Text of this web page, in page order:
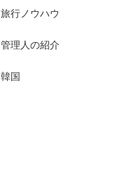
旅行ノウハウ
管理人の紹介
韓国